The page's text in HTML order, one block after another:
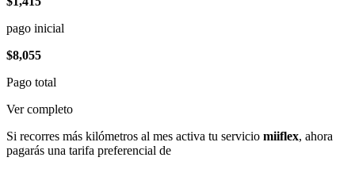
pago inicial
$8,055
Pago total
Ver completo
Si recorres más kilómetros al mes activa tu servicio miiflex, ahora
pagarás una tarifa preferencial de